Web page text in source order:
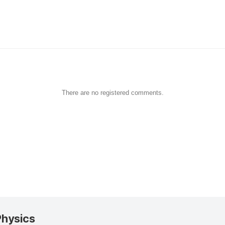
There are no registered comments.